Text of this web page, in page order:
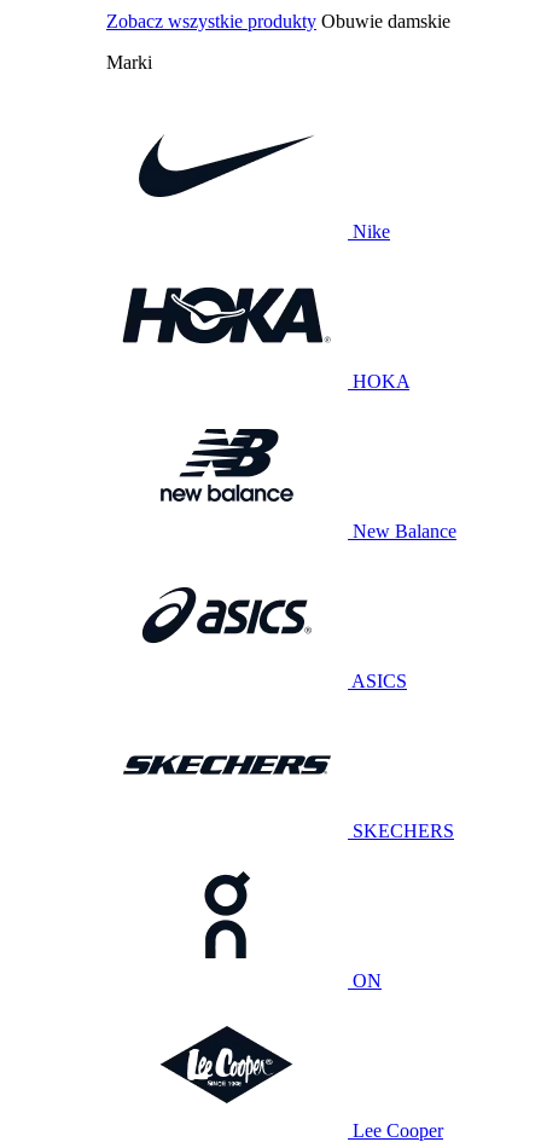
Zobacz wszystkie produkty Obuwie damskie
Marki
Nike
HOKA
New Balance
ASICS
SKECHERS
ON
Lee Cooper